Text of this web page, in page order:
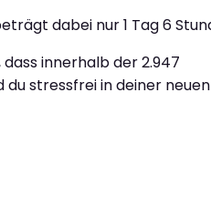
dabei nur 1 Tag 6
dass innerhalb der 2.947
stressfrei in deiner neuen